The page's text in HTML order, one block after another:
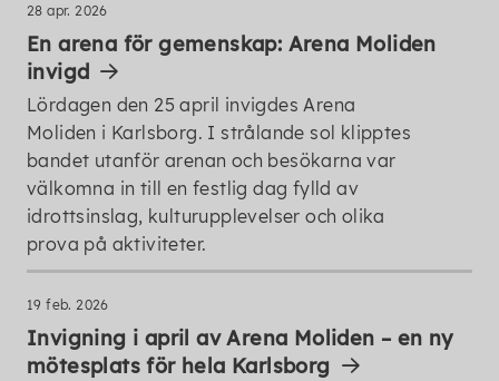
28 apr. 2026
En arena för gemenskap: Arena Moliden
invigd
Lördagen den 25 april invigdes Arena
Moliden i Karlsborg. I strålande sol klipptes
bandet utanför arenan och besökarna var
välkomna in till en festlig dag fylld av
idrottsinslag, kulturupplevelser och olika
prova på aktiviteter.
19 feb. 2026
Invigning i april av Arena Moliden – en ny
mötesplats för hela Karlsborg